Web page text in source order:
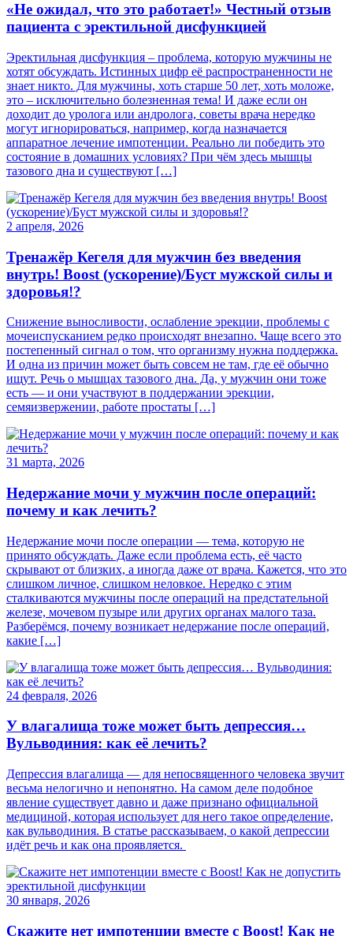
«Не ожидал, что это работает!» Честный отзыв
пациента с эректильной дисфункцией
Эректильная дисфункция – проблема, которую мужчины не
хотят обсуждать. Истинных цифр её распространенности не
знает никто. Для мужчины, хоть старше 50 лет, хоть моложе,
это – исключительно болезненная тема! И даже если он
доходит до уролога или андролога, советы врача нередко
могут игнорироваться, например, когда назначается
аппаратное лечение импотенции. Реально ли победить это
состояние в домашних условиях? При чём здесь мышцы
тазового дна и существуют […]
2 апреля, 2026
Тренажёр Кегеля для мужчин без введения
внутрь! Boost (ускорение)/Буст мужской силы и
здоровья!?
Снижение выносливости, ослабление эрекции, проблемы с
мочеиспусканием редко происходят внезапно. Чаще всего это
постепенный сигнал о том, что организму нужна поддержка.
И одна из причин может быть совсем не там, где её обычно
ищут. Речь о мышцах тазового дна. Да, у мужчин они тоже
есть — и они участвуют в поддержании эрекции,
семяизвержении, работе простаты […]
31 марта, 2026
Недержание мочи у мужчин после операций:
почему и как лечить?
Недержание мочи после операции — тема, которую не
принято обсуждать. Даже если проблема есть, её часто
скрывают от близких, а иногда даже от врача. Кажется, что это
слишком личное, слишком неловкое. Нередко с этим
сталкиваются мужчины после операций на предстательной
железе, мочевом пузыре или других органах малого таза.
Разберёмся, почему возникает недержание после операций,
какие […]
24 февраля, 2026
У влагалища тоже может быть депрессия…
Вульводиния: как её лечить?
Депрессия влагалища — для непосвященного человека звучит
весьма нелогично и непонятно. На самом деле подобное
явление существует давно и даже признано официальной
медициной, которая использует для него такое определение,
как вульводиния. В статье рассказываем, о какой депрессии
идёт речь и как она проявляется.
30 января, 2026
Скажите нет импотенции вместе с Boost! Как не